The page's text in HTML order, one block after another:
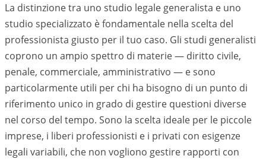
La distinzione tra uno studio legale generalista e uno
studio specializzato è fondamentale nella scelta del
professionista giusto per il tuo caso. Gli studi generalisti
coprono un ampio spettro di materie — diritto civile,
penale, commerciale, amministrativo — e sono
particolarmente utili per chi ha bisogno di un punto di
riferimento unico in grado di gestire questioni diverse
nel corso del tempo. Sono la scelta ideale per le piccole
imprese, i liberi professionisti e i privati con esigenze
legali variabili, che non vogliono gestire rapporti con